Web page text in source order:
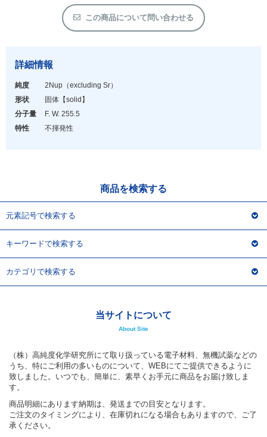
この商品について問い合わせる
詳細情報
純度
2Nup（excluding Sr）
形状
固体 【solid】
分子量
F. W. 255.5
特性
不揮発性
商品を検索する
元素記号で検索する
キーワードで検索する
カテゴリで検索する
当サイトについて
About Site
（株）高純度化学研究所にて取り扱っている電子材料、無機試薬などの
うち、特にご利用の多いものについて、WEBにてご提供できるように
致しました。いつでも、簡単に、素早くお手元に商品をお届け致しま
す。
商品明細にあります納期は、発送までの目安となります。
ご注文のタイミングにより、在庫切れになる場合もありますので、ご了
承ください。